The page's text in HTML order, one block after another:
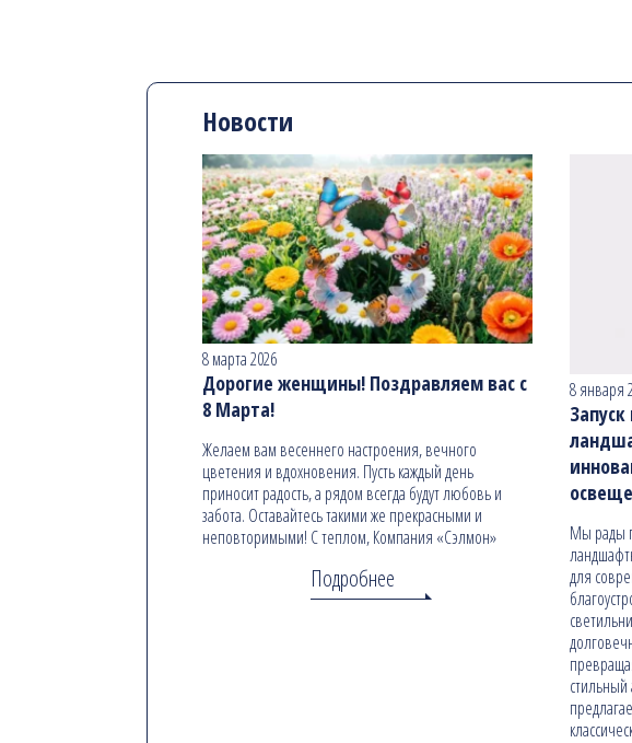
Новости
8 марта 2026
Дорогие женщины! Поздравляем вас с
8 Марта!
Желаем вам весеннего настроения, вечного
цветения и вдохновения. Пусть каждый день
приносит радость, а рядом всегда будут любовь и
забота. Оставайтесь такими же прекрасными и
неповторимыми! С теплом, Компания «Сэлмон»
Подробнее
8 января
Мы рады
для
стильный